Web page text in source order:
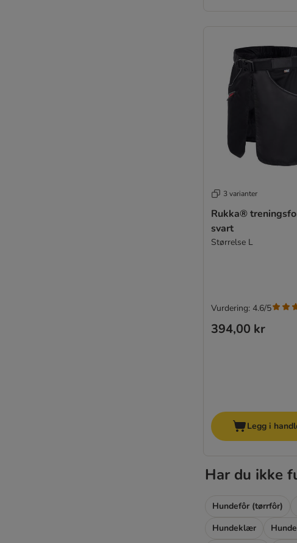
3 varianter
Rukka®
svart
Størrelse L
394,00 kr
Vurdering: 4.6/5
Legg i
Har du ikke
Hundefôr (tørrfôr)
Hundeklær